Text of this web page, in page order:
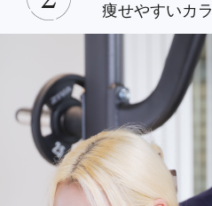
痩せやすいカ